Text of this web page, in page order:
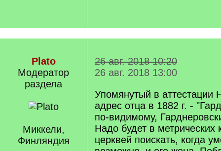
Plato
Модератор
раздела
Миккели,
Финляндия
26 авг. 2018 10:20
26 авг. 2018 13:00
Упомянутый в аттестации
адрес отца в 1882 г. -
по-видимому,
Надо будет в метрических
церквей поискать, когда